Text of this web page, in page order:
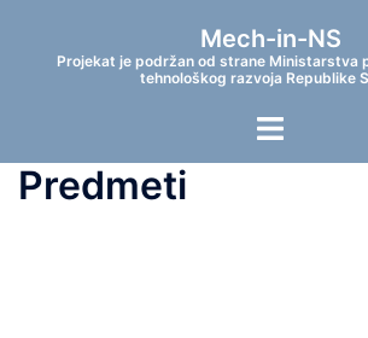
Mech-in-NS
Projekat je podržan od strane Ministarstva
tehnološkog razvoja Republike
Toggle
Predmeti